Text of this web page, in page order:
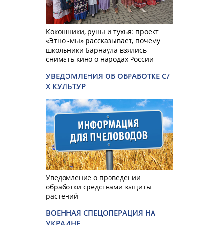
Кокошники, руны и тухья: проект
«Этно -мы» рассказывает, почему
школьники Барнаула взялись
снимать кино о народах России
УВЕДОМЛЕНИЯ ОБ ОБРАБОТКЕ С/
Х КУЛЬТУР
Уведомление о проведении
обработки средствами защиты
растений
ВОЕННАЯ СПЕЦОПЕРАЦИЯ НА